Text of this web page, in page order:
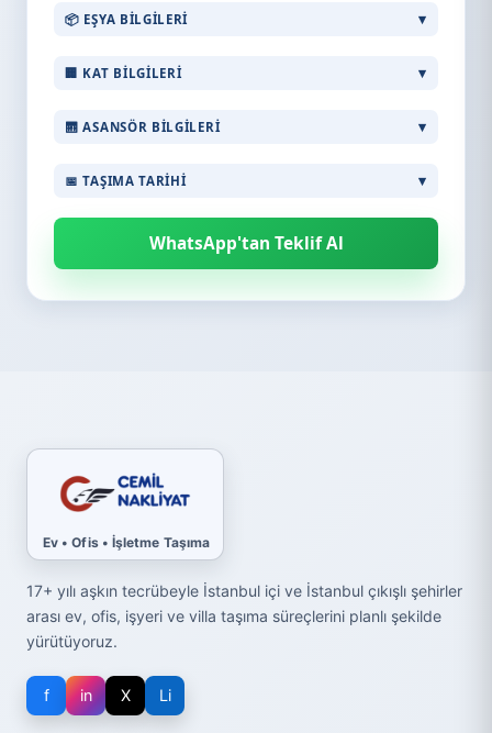
📦 EŞYA BILGILERI
🏢 KAT BILGILERI
🛗 ASANSÖR BILGILERI
📅 TAŞIMA TARIHI
WhatsApp'tan Teklif Al
Ev • Ofis • İşletme Taşıma
17+ yılı aşkın tecrübeyle İstanbul içi ve İstanbul çıkışlı şehirler
arası ev, ofis, işyeri ve villa taşıma süreçlerini planlı şekilde
yürütüyoruz.
f in X Li